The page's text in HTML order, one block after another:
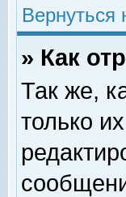
Вернуться
» Как
Так же,
только